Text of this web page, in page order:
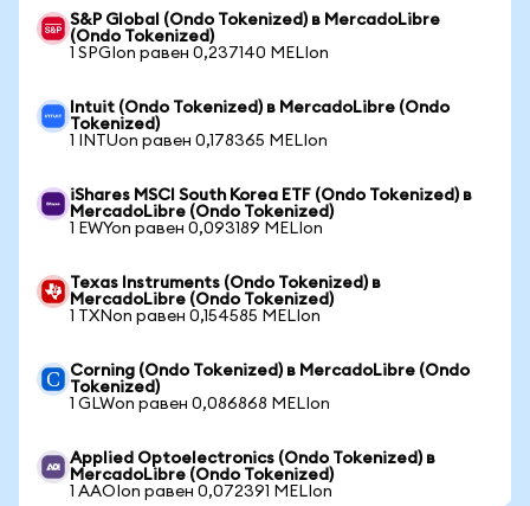
S&P Global (Ondo Tokenized) в MercadoLibre
(Ondo Tokenized)
1 SPGIon равен 0,237140 MELIon
Intuit (Ondo Tokenized) в MercadoLibre (Ondo
Tokenized)
1 INTUon равен 0,178365 MELIon
iShares MSCI South Korea ETF (Ondo Tokenized) в
MercadoLibre (Ondo Tokenized)
1 EWYon равен 0,093189 MELIon
Texas Instruments (Ondo Tokenized) в
MercadoLibre (Ondo Tokenized)
1 TXNon равен 0,154585 MELIon
Corning (Ondo Tokenized) в MercadoLibre (Ondo
Tokenized)
1 GLWon равен 0,086868 MELIon
Applied Optoelectronics (Ondo Tokenized) в
MercadoLibre (Ondo Tokenized)
1 AAOIon равен 0,072391 MELIon